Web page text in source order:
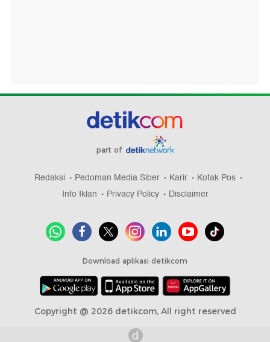
part of
Redaksi Pedoman Media Siber Karir
Kotak Pos
Info Iklan
Privacy Policy Disclaimer
Download aplikasi detikcom
Copyright @ 2026 detikcom, All right reserved